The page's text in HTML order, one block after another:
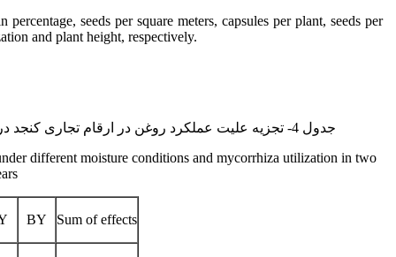
seeds per square meters, capsules per plant, seeds per
and plant height, respectively.
جدول 4- تجزیه علیت عملکرد روغن در ارقام تجاری کنجد در شرایط مختلف رطوبتی و استفاده از میکوریزا در دو سال
different moisture conditions and mycorrhiza utilization in two
BY Sum of effects